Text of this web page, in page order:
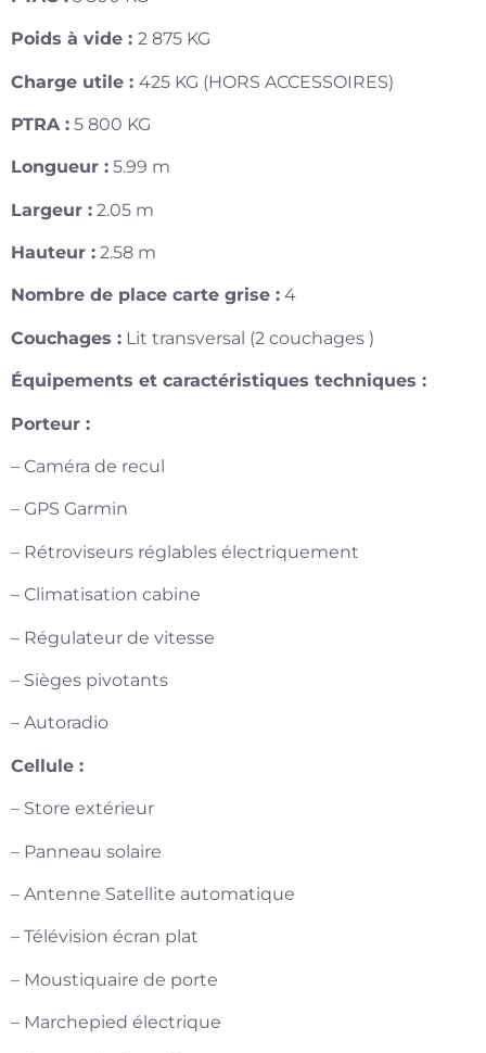
Poids à vide : 2 875 KG
Charge utile : 425 KG (HORS ACCESSOIRES)
PTRA : 5 800 KG
Longueur : 5.99 m
Largeur : 2.05 m
Hauteur : 2.58 m
Nombre de place carte grise : 4
Couchages : Lit transversal (2 couchages )
Équipements et caractéristiques techniques :
Porteur :
– Caméra de recul
– GPS Garmin
– Rétroviseurs réglables électriquement
– Climatisation cabine
– Régulateur de vitesse
– Sièges pivotants
– Autoradio
Cellule :
– Store extérieur
– Panneau solaire
– Antenne Satellite automatique
– Télévision écran plat
– Moustiquaire de porte
– Marchepied électrique